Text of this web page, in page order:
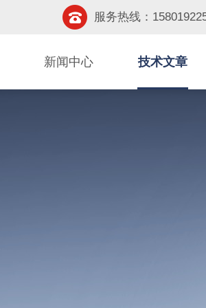
服务热线：
新闻中心 技术文章